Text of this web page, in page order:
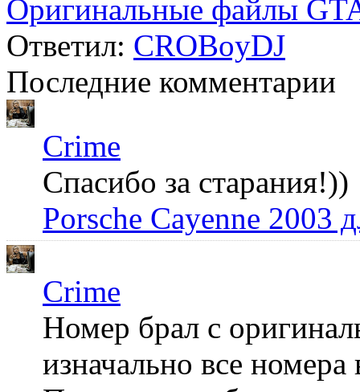
Оригинальные файлы
Ответил: CROBoyDJ
Последние комментарии
Crime
Спасибо за старания!))
Porsche Cayenne 2003
Crime
Номер брал с
изначально все